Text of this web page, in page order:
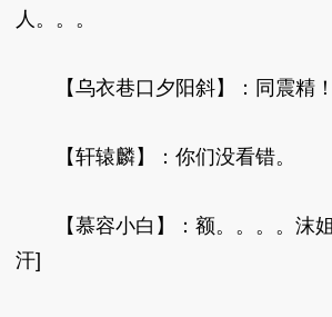
人。。。
【乌衣巷口夕阳斜】：同震精
【轩辕麟】：你们没看错。
【慕容小白】：额。。。。沫
汗]